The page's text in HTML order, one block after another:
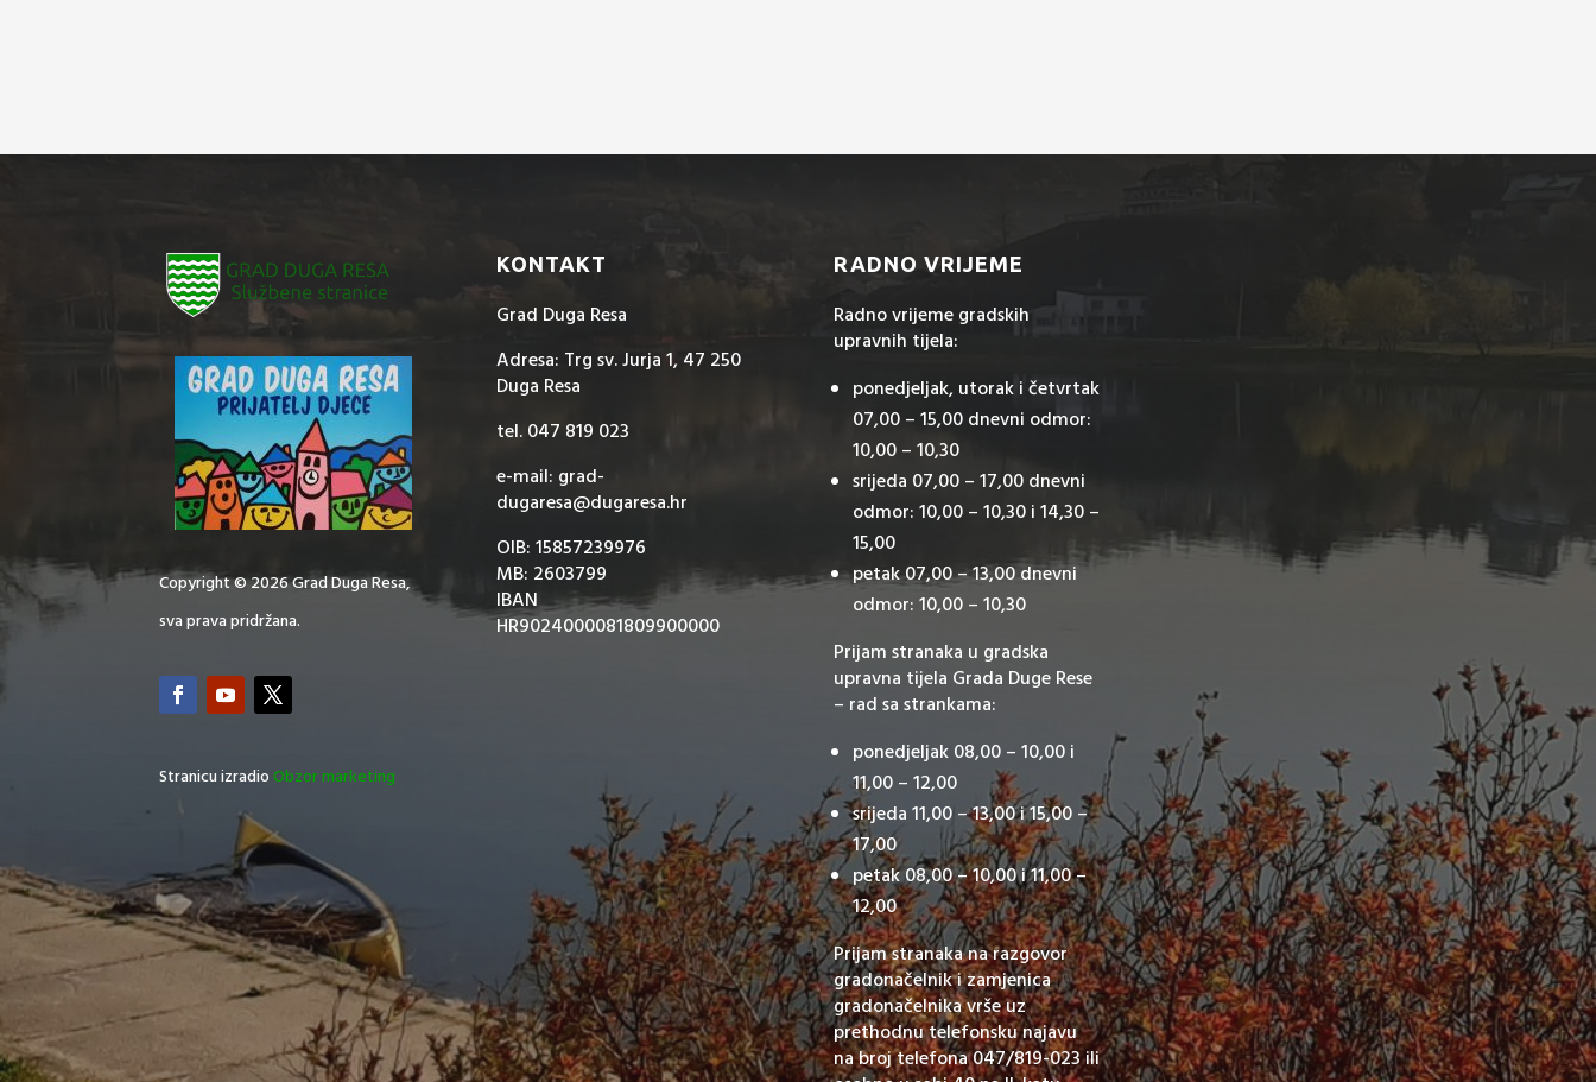
Copyright © 2026 Grad Duga Resa,
sva prava pridržana.
Stranicu izradioObzor marketing
KONTAKT
Grad Duga Resa
Adresa: Trg sv. Jurja 1, 47 250
Duga Resa
tel. 047 819 023
e-mail: grad-
dugaresa@dugaresa.hr
OIB: 15857239976
MB: 2603799
IBAN
HR9024000081809900000
RADNO VRIJEME
Radno vrijeme gradskih
upravnih tijela:
ponedjeljak, utorak i četvrtak
07,00 – 15,00 dnevni odmor:
10,00 – 10,30
srijeda 07,00 – 17,00 dnevni
odmor: 10,00 – 10,30 i 14,30 –
15,00
petak 07,00 – 13,00 dnevni
odmor: 10,00 – 10,30
Prijam stranaka u gradska
upravna tijela Grada Duge Rese
– rad sa strankama:
ponedjeljak 08,00 – 10,00 i
11,00 – 12,00
srijeda 11,00 – 13,00 i 15,00 –
17,00
petak 08,00 – 10,00 i 11,00 –
12,00
Prijam stranaka na razgovor
gradonačelnik i zamjenica
gradonačelnika vrše uz
prethodnu telefonsku najavu
na broj telefona 047/819-023 ili